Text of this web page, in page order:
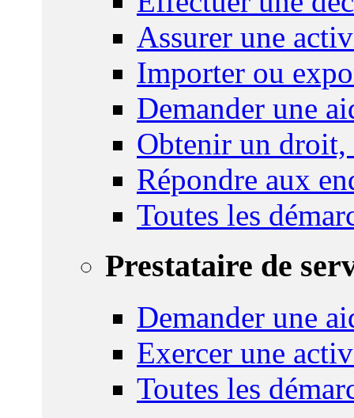
Assurer une
Importer ou
Demander une
Obtenir un droit,
Répondre aux
Toutes les
Prestataire de
Demander une
Exercer une
Toutes les